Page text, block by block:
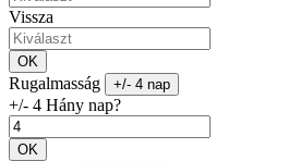
Vissza
OK
Rugalmasság +/- 4 nap
+/- 4 Hány nap?
OK